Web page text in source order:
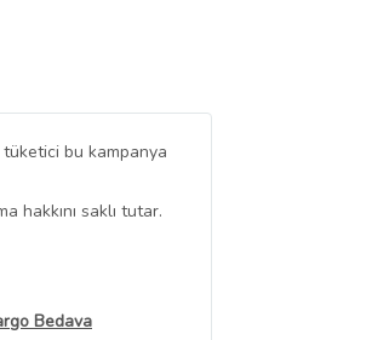
tüketici bu kampanya
hakkını saklı tutar.
Bedava